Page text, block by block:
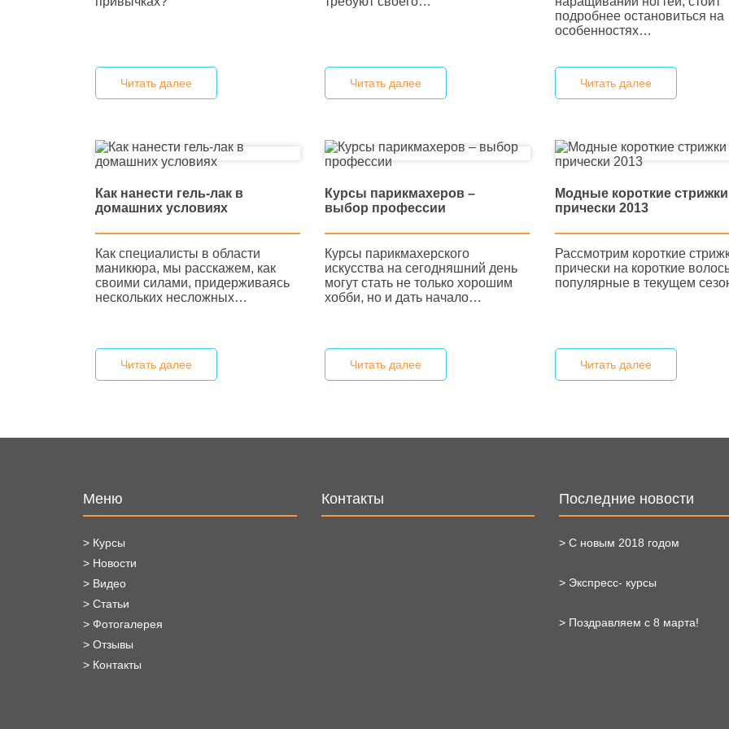
Читать далее Читать далее
подробнее остановиться на
особенностях…
Читать далее
Как нанести гель-лак в
домашних условиях
Как специалисты в области
маникюра, мы расскажем, как
своими силами, придерживаясь
нескольких несложных…
Читать далее
Курсы парикмахеров –
выбор профессии
Курсы парикмахерского
искусства на сегодняшний день
могут стать не только хорошим
хобби, но и дать начало…
Читать далее
Модные короткие
прически 2013
Рассмотрим короткие
прически на короткие
популярные в текущем
Читать далее
Меню
> Курсы
> Новости
> Видео
> Статьи
> Фотогалерея
> Отзывы
> Контакты
Контакты Последние новости
> С новым 2018 годом
> Экспресс- курсы
> Поздравляем с 8 марта!